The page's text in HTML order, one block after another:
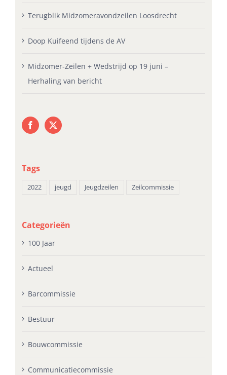
Terugblik Midzomeravondzeilen Loosdrecht
Doop Kuifeend tijdens de AV
Midzomer-Zeilen + Wedstrijd op 19 juni –
Herhaling van bericht
Tags
2022 jeugd Jeugdzeilen Zeilcommissie
Categorieën
100 Jaar
Actueel
Barcommissie
Bestuur
Bouwcommissie
Communicatiecommissie